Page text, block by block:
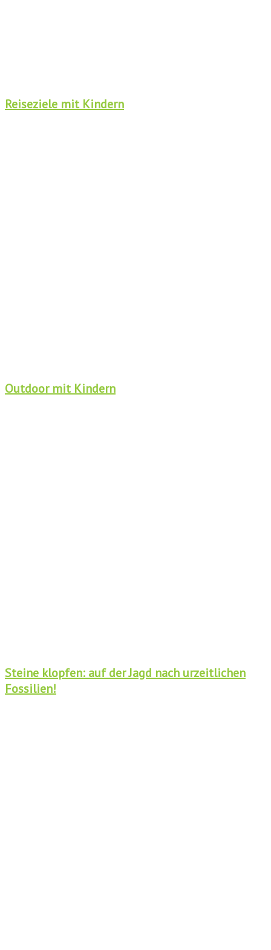
Reiseziele mit Kindern
Outdoor mit Kindern
Steine klopfen: auf der Jagd nach urzeitlichen
Fossilien!